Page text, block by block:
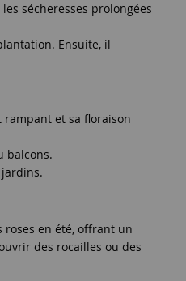
sécheresses prolongées
Ensuite, il
et sa floraison
balcons.
roses en été, offrant un
des rocailles ou des